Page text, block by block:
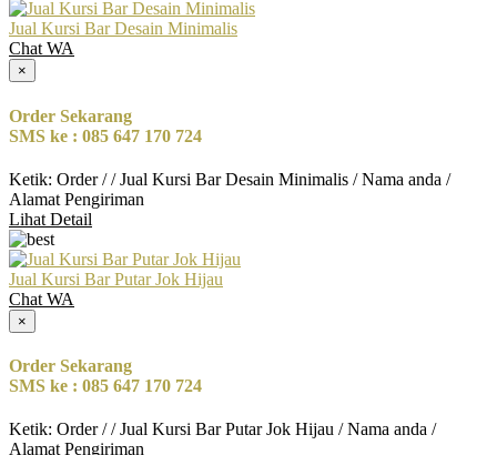
Jual Kursi Bar Desain Minimalis
Chat WA
×
Order Sekarang
SMS ke : 085 647 170 724
Ketik: Order / / Jual Kursi Bar Desain Minimalis / Nama anda /
Alamat Pengiriman
Lihat Detail
Jual Kursi Bar Putar Jok Hijau
Chat WA
×
Order Sekarang
SMS ke : 085 647 170 724
Ketik: Order / / Jual Kursi Bar Putar Jok Hijau / Nama anda /
Alamat Pengiriman